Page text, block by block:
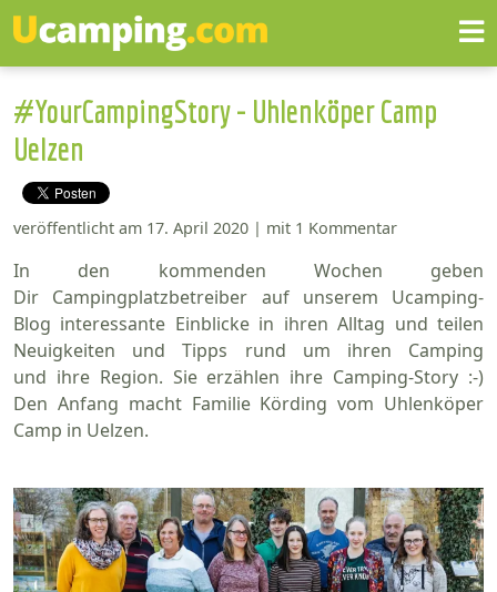
#YourCampingStory - Uhlenköper Camp
Uelzen
veröffentlicht am 17. April 2020 | mit 1 Kommentar
In den kommenden Wochen geben
Dir Campingplatzbetreiber auf unserem Ucamping-
Blog interessante Einblicke in ihren Alltag und teilen
Neuigkeiten und Tipps rund um ihren Camping
und ihre Region. Sie erzählen ihre Camping-Story :-)
Den Anfang macht Familie Körding vom Uhlenköper
Camp in Uelzen.